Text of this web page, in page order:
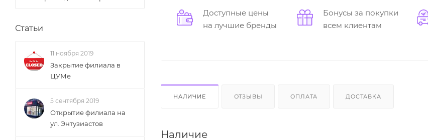
Доступные цены
на лучшие бренды
Бонусы за покупки
всем клиентам
НАЛИЧИЕ ОТЗЫВЫ ОПЛАТА ДОСТАВКА
Наличие
Статьи
11 ноября 2019
Закрытие филиала в
ЦУМе
5 сентября 2019
Открытие филиала на
ул. Энтузиастов